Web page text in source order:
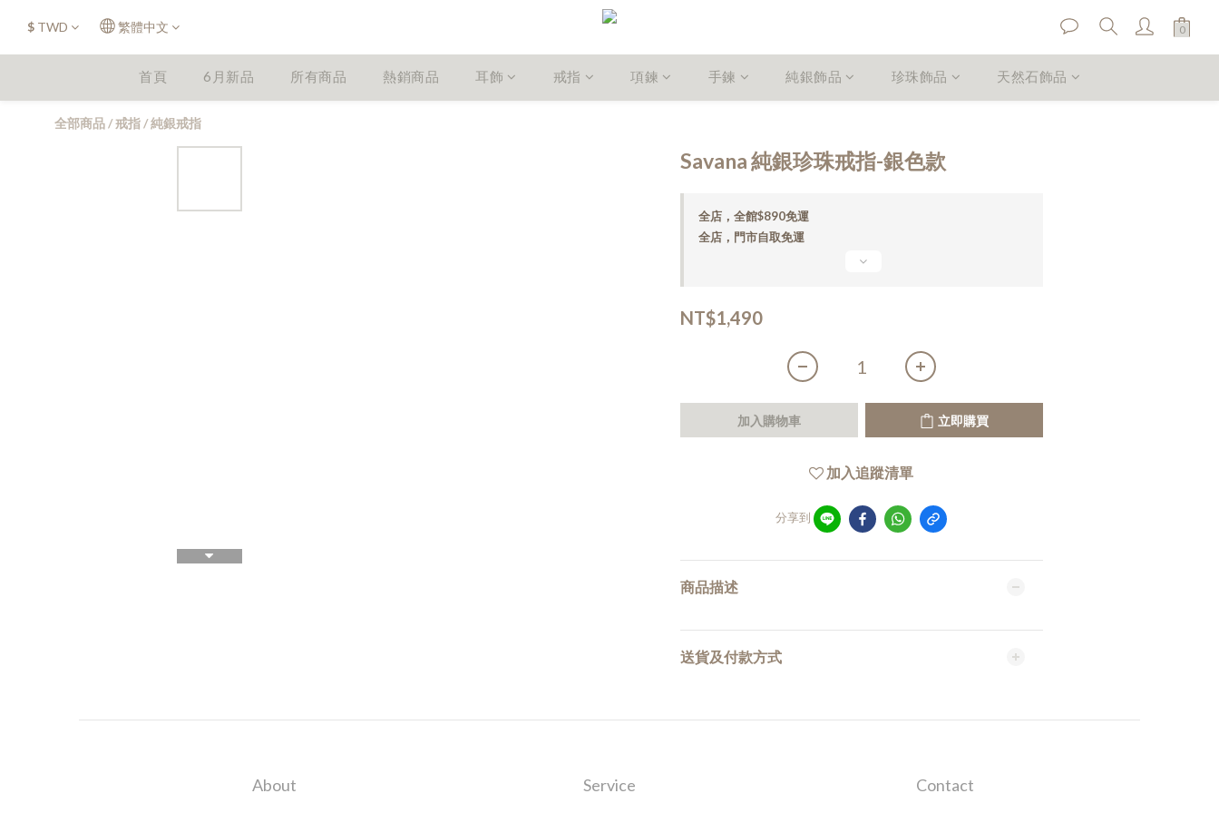
$ TWD 繁體中文
首頁 6月新品 所有商品 熱銷商品 耳飾 戒指 項鍊 手鍊 純銀飾品 珍珠飾品 天然石飾品
全部商品/戒指/純銀戒指
Savana 純銀珍珠戒指-銀色款
全店，全館$890免運
全店，門市自取免運
NT$1,490
加入購物車 立即購買
加入追蹤清單
分享到
商品描述
送貨及付款方式
About Service Contact